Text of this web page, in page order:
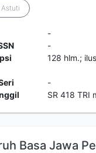
-
-
128 hlm.;
-
SR 418 TRI
Basa Jawa